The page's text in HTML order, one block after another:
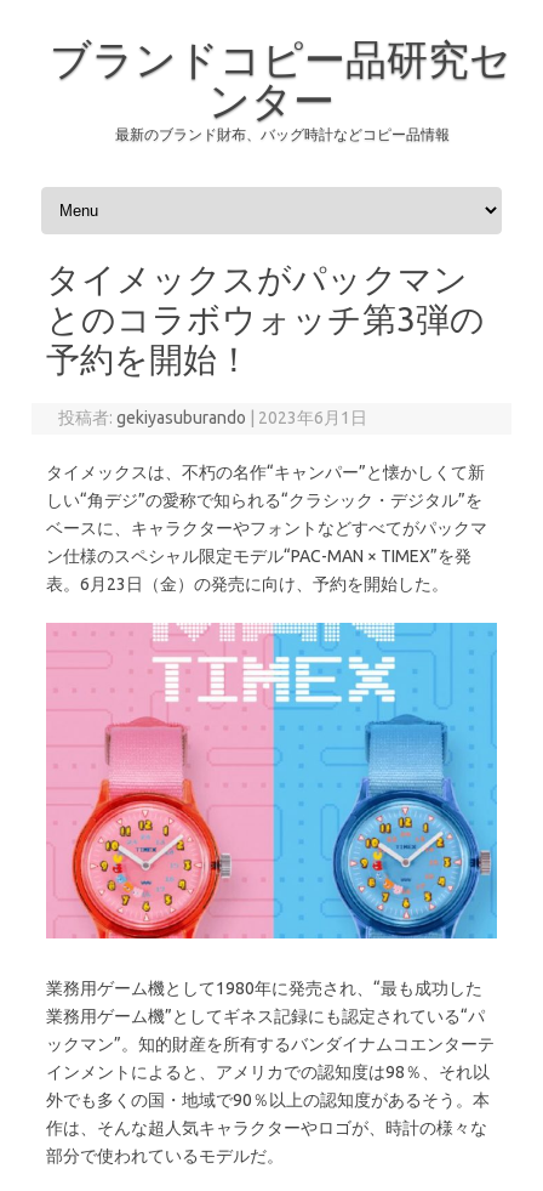
ブランドコピー品研究セ
ンター
最新のブランド財布、バッグ時計などコピー品情報
コンテンツへスキップ
タイメックスがパックマン
とのコラボウォッチ第3弾の
予約を開始！
投稿者:gekiyasuburando 2023年6月1日
タイメックスは、不朽の名作“キャンパー”と懐かしくて新
しい“角デジ”の愛称で知られる“クラシック・デジタル”を
ベースに、キャラクターやフォントなどすべてがパックマ
ン仕様のスペシャル限定モデル“PAC-MAN × TIMEX”を発
表。6月23日（金）の発売に向け、予約を開始した。
業務用ゲーム機として1980年に発売され、“最も成功した
業務用ゲーム機”としてギネス記録にも認定されている“パ
ックマン”。知的財産を所有するバンダイナムコエンターテ
インメントによると、アメリカでの認知度は98％、それ以
外でも多くの国・地域で90％以上の認知度があるそう。本
作は、そんな超人気キャラクターやロゴが、時計の様々な
部分で使われているモデルだ。